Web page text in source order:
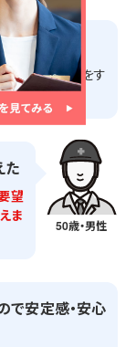
の必要な書類をす
中できます。
50歳・男性
た
望
ま
で安定感・安心